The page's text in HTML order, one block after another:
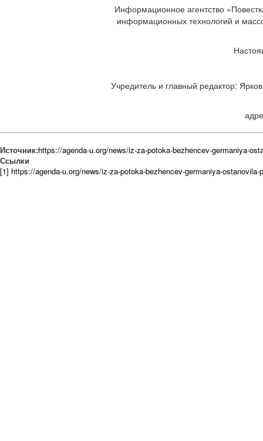
Информационное агентство
информационных технологий и
Учредитель и главный редактор:
Источник:https://agenda-u.org/news/iz-za-potoka-bezhencev-germaniya-
Ссылки
[1] https://agenda-u.org/news/iz-za-potoka-bezhencev-germaniya-ostanovila-